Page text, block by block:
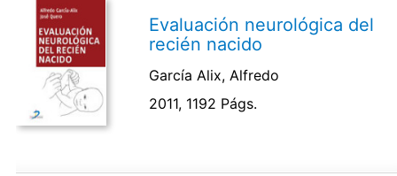
Evaluación neurológica del
recién nacido
García Alix, Alfredo
2011, 1192 Págs.